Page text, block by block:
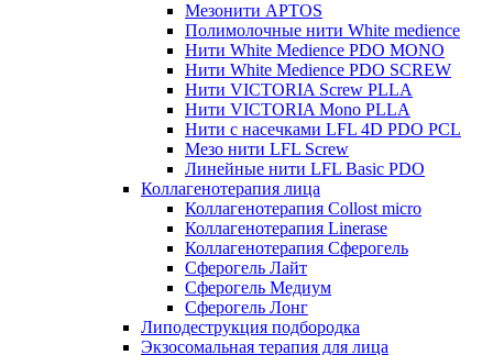
Мезонити APTOS
Полимолочные нити White medience
Нити White Medience PDO MONO
Нити White Medience PDO SCREW
Нити VICTORIA Screw PLLA
Нити VICTORIA Mono PLLA
Нити с насечками LFL 4D PDO PCL
Мезо нити LFL Screw
Линейные нити LFL Basic PDO
Коллагенотерапия лица
Коллагенотерапия Collost micro
Коллагенотерапия Linerase
Коллагенотерапия Сферогель
Сферогель Лайт
Сферогель Медиум
Сферогель Лонг
Липодеструкция подбородка
Экзосомальная терапия для лица